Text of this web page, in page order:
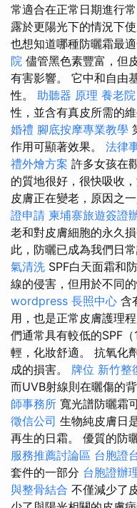
常適合在正常日期進行
露於更陽光下的情況下
也想知道哪種防曬霜最
院 儘管黑色素豐富，但
有害影響。 它中和自由
性。 助聽器 原理 養老院
性，並含有真皮所需的
婚禮 腳底按摩專業教學
作用可顯著效果。 法律
禮外燴方案 許多女孩在
的質地很好，很快吸收
皮膚正在變老，原因之
證申請 柬埔寨旅遊簽證
老和對皮膚細胞的永久損
此，防曬已成為我們日
氣清洗 SPF白天面霜和
線的侵害，但用於不同
wordpress 長照中心 含
用，也是正常皮膚護理
們通常具有較低的SPF
輕，化妝舒適。 抗氧化
成的損害。 牌位 新竹整
而UVB射線則在曬傷的
師事務所 寬光譜防曬霜
徵信公司 生物純皮膚日
再生的日霜。 優質的防
服務推薦討論區 台胞證
套件的一部分 台胞證辦
與整骨結合 不僅減少了